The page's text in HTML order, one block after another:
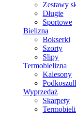
Zestawy
Długie
Sportowe
Bielizna
Bokserki
Szorty
Slipy
Termobielizna
Kalesony
Wyprzedaż
Skarpety